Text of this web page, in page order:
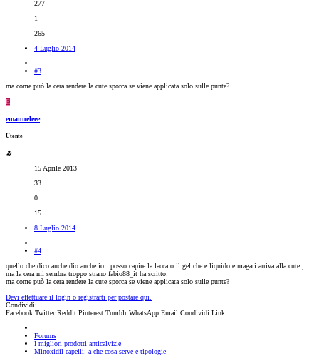
277
1
265
4 Luglio 2014
#3
ma come può la cera rendere la cute sporca se viene applicata solo sulle punte?
E
emanueleee
Utente
15 Aprile 2013
33
0
15
8 Luglio 2014
#4
quello che dico anche dio anche io . posso capire la lacca o il gel che e liquido e magari arriva alla cute ,
ma la cera mi sembra troppo strano fabio88_it ha scritto:
ma come può la cera rendere la cute sporca se viene applicata solo sulle punte?
Devi effettuare il login o registrarti per postare qui.
Condividi:
Facebook Twitter Reddit Pinterest Tumblr WhatsApp Email Condividi Link
Forums
I migliori prodotti anticalvizie
Minoxidil capelli: a che cosa serve e tipologie